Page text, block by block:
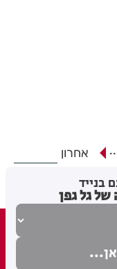
אחרון
בנייד
גל גפן